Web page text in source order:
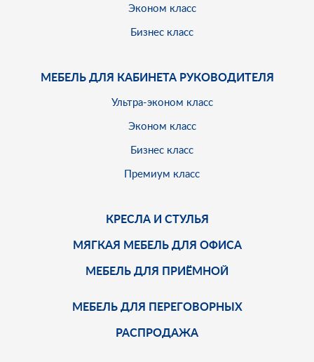
Эконом класс
Бизнес класс
МЕБЕЛЬ ДЛЯ КАБИНЕТА РУКОВОДИТЕЛЯ
Ультра-эконом класс
Эконом класс
Бизнес класс
Премиум класс
КРЕСЛА И СТУЛЬЯ
МЯГКАЯ МЕБЕЛЬ ДЛЯ ОФИСА
МЕБЕЛЬ ДЛЯ ПРИЁМНОЙ
МЕБЕЛЬ ДЛЯ ПЕРЕГОВОРНЫХ
РАСПРОДАЖА